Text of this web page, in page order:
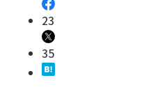
23
35